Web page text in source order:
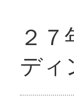
２
ディ